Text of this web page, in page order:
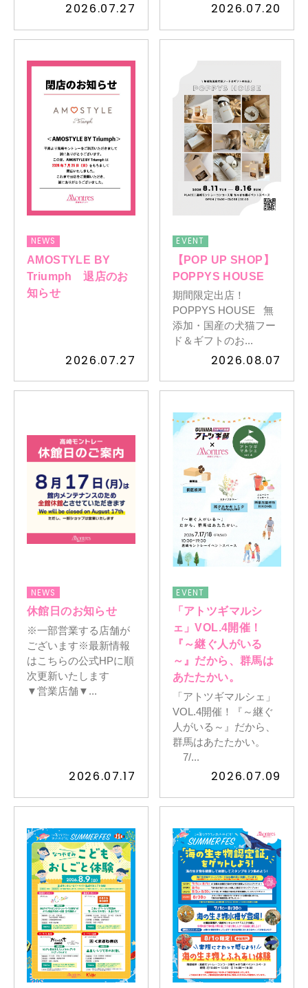
2026.07.27 2026.07.20
NEWS
AMOSTYLE BY
Triumph 退店のお
知らせ
2026.07.27
EVENT
【POP UP SHOP】
POPPYS HOUSE
期間限定出店！
POPPYS HOUSE 無
添加・国産の犬猫フー
ド＆ギフトのお...
2026.08.07
NEWS
休館日のお知らせ
※一部営業する店舗が
ございます※最新情報
はこちらの公式HPに順
次更新いたします
▼営業店舗▼...
2026.07.17
EVENT
「アトツギマルシ
ェ」VOL.4開催！
『～継ぐ人がいる
～』だから、群馬は
あたたかい。
「アトツギマルシェ」
VOL.4開催！『～継ぐ
人がいる～』だから、
群馬はあたたかい。
7/...
2026.07.09